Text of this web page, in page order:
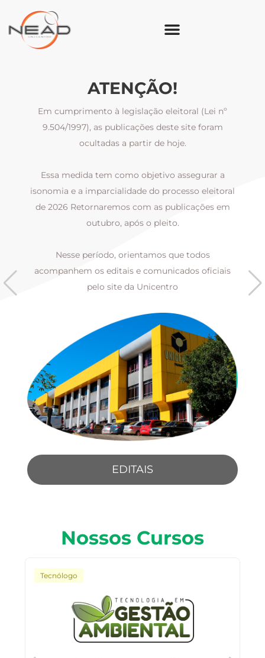
ATENÇÃO!
Em cumprimento à legislação eleitoral (Lei nº
9.504/1997), as publicações deste site foram
ocultadas a partir de hoje.
Essa medida tem como objetivo assegurar a
isonomia e a imparcialidade do processo eleitoral
de 2026 Retornaremos com as publicações em
outubro, após o pleito.
Nesse período, orientamos que todos
acompanhem os editais e comunicados oficiais
pelo site da Unicentro
EDITAIS
Nossos Cursos
Tecnólogo